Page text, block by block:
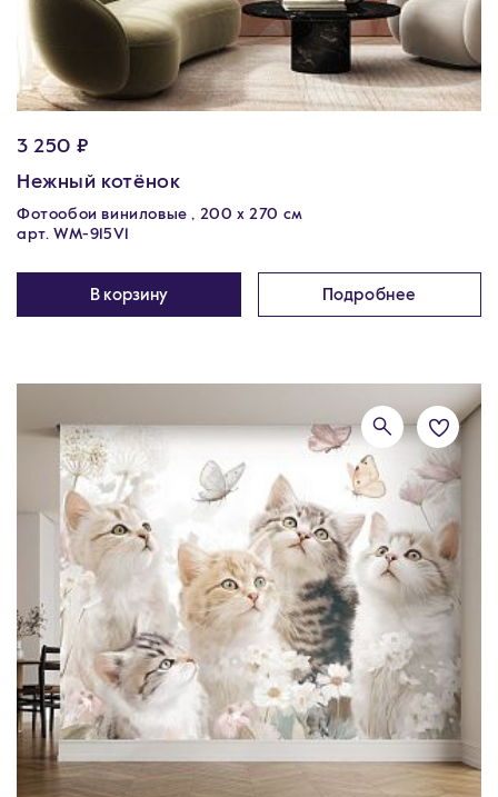
3 250 ₽
Нежный котёнок
Фотообои виниловые , 200 х 270 см
арт. WM-915V1
В корзину Подробнее